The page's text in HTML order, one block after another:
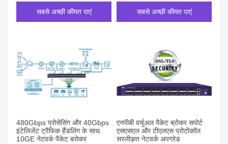
सबसे अच्छी कीमत पाएं सबसे अच्छी कीमत पाएं
480Gbps प्रोसेसिंग और 40Gbps
इंटेलिजेंट ट्रैफिक हैंडलिंग के साथ
10GE नेटवर्क पैकेट ब्रोकर
एनपीबी वर्चुअल पैकेट ब्रोकर सपोर्ट
एसएसएल और टीएलएस प्रोटोकॉल
सरलीकृत नेटवर्क अपग्रेड